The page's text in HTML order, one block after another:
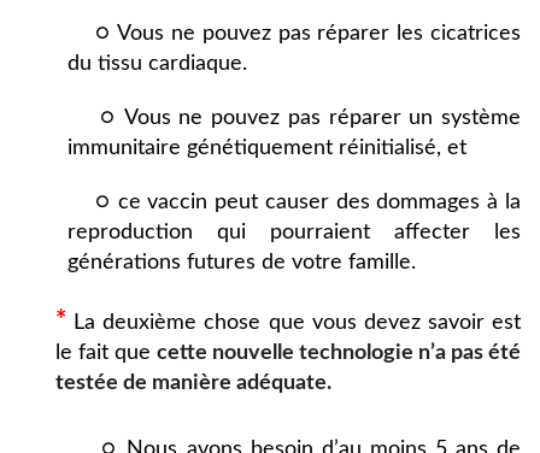
○ Vous ne pouvez pas réparer les cicatrices
du tissu cardiaque.
○ Vous ne pouvez pas réparer un système
immunitaire génétiquement réinitialisé, et
○ ce vaccin peut causer des dommages à la
reproduction qui pourraient affecter les
générations futures de votre famille.
* La deuxième chose que vous devez savoir est
le fait que cette nouvelle technologie n’a pas été
testée de manière adéquate.